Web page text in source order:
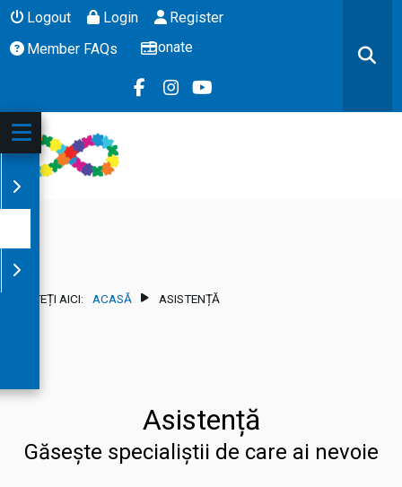
Logout Login
Register
Member FAQs
Donate
SUNTEȚI AICI: ACASĂ ASISTENȚĂ
Asistență
Găsește specialiștii de care ai nevoie